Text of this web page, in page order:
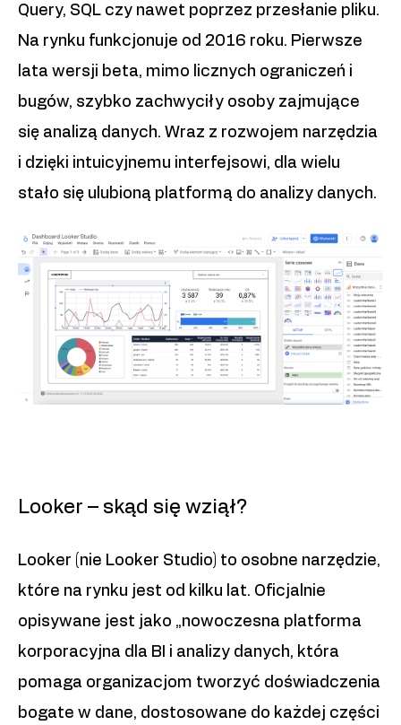
Query, SQL czy nawet poprzez przesłanie pliku.
Na rynku funkcjonuje od 2016 roku. Pierwsze
lata wersji beta, mimo licznych ograniczeń i
bugów, szybko zachwyciły osoby zajmujące
się analizą danych. Wraz z rozwojem narzędzia
i dzięki intuicyjnemu interfejsowi, dla wielu
stało się ulubioną platformą do analizy danych.
Looker – skąd się wziął?
Looker (nie Looker Studio) to osobne narzędzie,
które na rynku jest od kilku lat. Oficjalnie
opisywane jest jako „nowoczesna platforma
korporacyjna dla BI i analizy danych, która
pomaga organizacjom tworzyć doświadczenia
bogate w dane, dostosowane do każdej części